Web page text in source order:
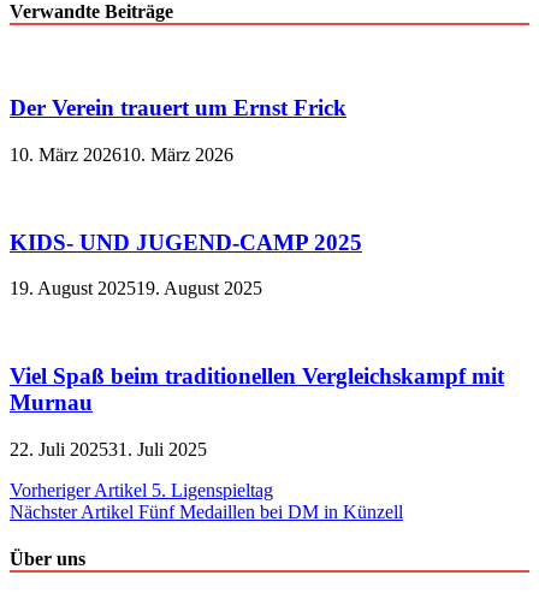
Verwandte Beiträge
Der Verein trauert um Ernst Frick
10. März 202610. März 2026
KIDS- UND JUGEND-CAMP 2025
19. August 202519. August 2025
Viel Spaß beim traditionellen Vergleichskampf mit
Murnau
22. Juli 202531. Juli 2025
Beitragsnavigation
Vorheriger Artikel 5. Ligenspieltag
Nächster Artikel Fünf Medaillen bei DM in Künzell
Über uns